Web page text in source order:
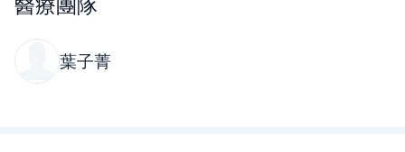
葉子菁